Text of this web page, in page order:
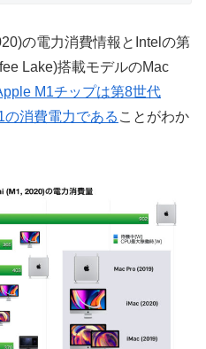
の電力消費情報とIntelの第
Lake)搭載モデルのMac
M1チップは第8世代
消費電力である ことがわか